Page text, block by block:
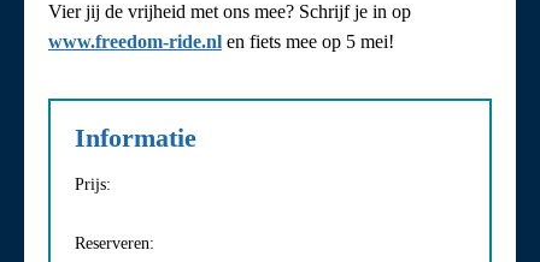
Vier jij de vrijheid met ons mee? Schrijf je in op
www.freedom-ride.nl en fiets mee op 5 mei!
Informatie
Prijs:
Reserveren: